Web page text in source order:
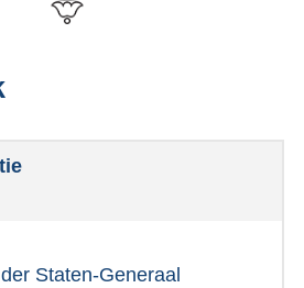
Staten-Generaal